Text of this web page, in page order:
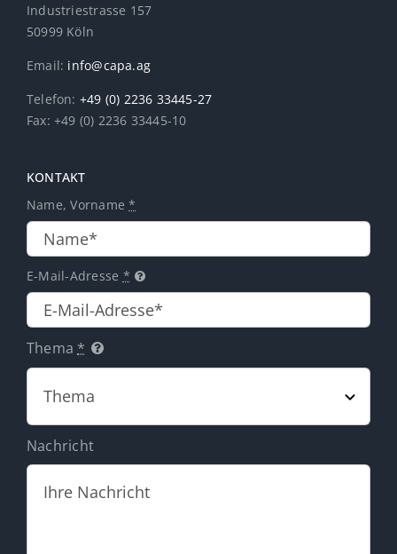
Industriestrasse 157
50999 Köln
Email: info@capa.ag
Telefon: +49 (0) 2236 33445-27
Fax: +49 (0) 2236 33445-10
KONTAKT
Name, Vorname*
E-Mail-Adresse *
Thema*
Nachricht